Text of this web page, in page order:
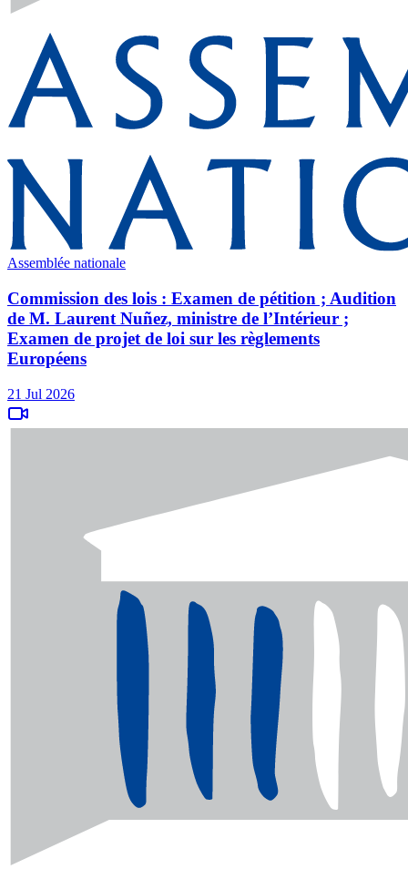
Assemblée nationale
Commission des lois : Examen de pétition ; Audition
de M. Laurent Nuñez, ministre de l’Intérieur ;
Examen de projet de loi sur les règlements
Européens
21 Jul 2026